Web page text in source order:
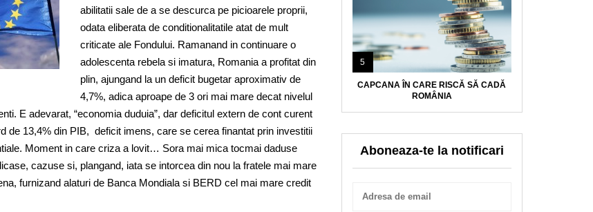
abilitatii sale de a se descurca pe picioarele proprii,
odata eliberata de conditionalitatile atat de mult
criticate ale Fondului. Ramanand in continuare o
adolescenta rebela si imatura, Romania a profitat din
plin, ajungand la un deficit bugetar aproximativ de
4,7%, adica aproape de 3 ori mai mare decat nivelul
E adevarat, “economia duduia”, dar deficitul extern de cont curent
de 13,4% din PIB, deficit imens, care se cerea finantat prin investitii
Moment in care criza a lovit… Sora mai mica tocmai daduse
cazuse si, plangand, iata se intorcea din nou la fratele mai mare
furnizand alaturi de Banca Mondiala si BERD cel mai mare credit
5
CAPCANA ÎN CARE RISCĂ SĂ CADĂ
ROMÂNIA
Aboneaza-te la notificari